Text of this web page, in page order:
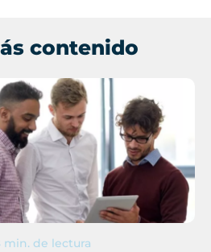
contenido
min. de lectura